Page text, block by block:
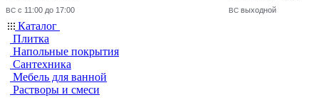
ВС с 11:00 до 17:00 ВС выходной
Каталог
Плитка
Напольные покрытия
Сантехника
Мебель для ванной
Растворы и смеси